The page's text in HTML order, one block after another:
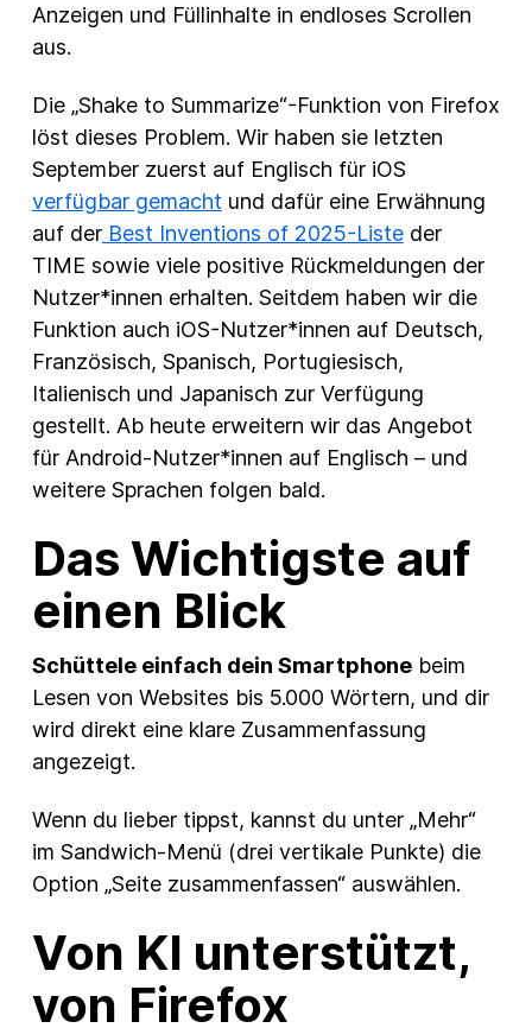
Anzeigen und Füllinhalte in endloses Scrollen
aus.
Die „Shake to Summarize“-Funktion von Firefox
löst dieses Problem. Wir haben sie letzten
September zuerst auf Englisch für iOS
verfügbar gemacht und dafür eine Erwähnung
auf derBest Inventions of 2025-Listeder
TIME sowie viele positive Rückmeldungen der
Nutzer*innen erhalten. Seitdem haben wir die
Funktion auch iOS-Nutzer*innen auf Deutsch,
Französisch, Spanisch, Portugiesisch,
Italienisch und Japanisch zur Verfügung
gestellt. Ab heute erweitern wir das Angebot
für Android-Nutzer*innen auf Englisch – und
weitere Sprachen folgen bald.
Das Wichtigste auf
einen Blick
Schüttele einfach dein Smartphonebeim
Lesen von Websites bis 5.000 Wörtern, und dir
wird direkt eine klare Zusammenfassung
angezeigt.
Wenn du lieber tippst, kannst du unter „Mehr“
im Sandwich-Menü (drei vertikale Punkte) die
Option „Seite zusammenfassen“ auswählen.
Von KI unterstützt,
von Firefox